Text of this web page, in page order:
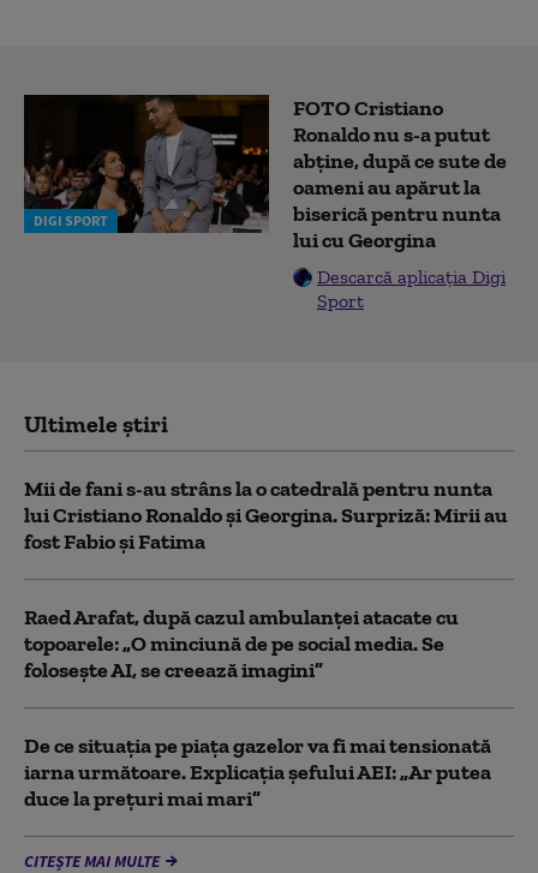
DIGI SPORT
FOTO Cristiano
Ronaldo nu s-a putut
abține, după ce sute de
oameni au apărut la
biserică pentru nunta
lui cu Georgina
Descarcă aplicația Digi
Sport
Ultimele știri
Mii de fani s-au strâns la o catedrală pentru nunta
lui Cristiano Ronaldo şi Georgina. Surpriză: Mirii au
fost Fabio şi Fatima
Raed Arafat, după cazul ambulanței atacate cu
topoarele: „O minciună de pe social media. Se
folosește AI, se creează imagini”
De ce situaţia pe piaţa gazelor va fi mai tensionată
iarna următoare. Explicația șefului AEI: „Ar putea
duce la preţuri mai mari”
CITEȘTE MAI MULTE